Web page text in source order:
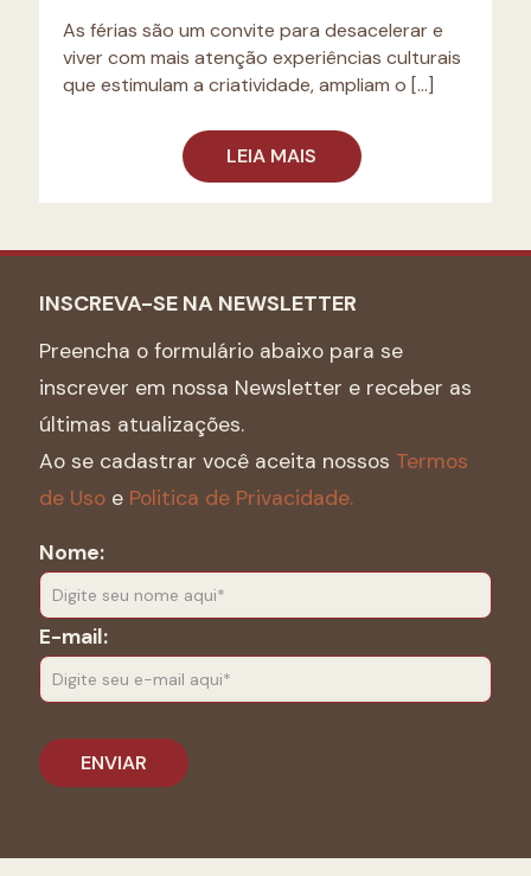
As férias são um convite para desacelerar e
viver com mais atenção experiências culturais
que estimulam a criatividade, ampliam o […]
LEIA MAIS
INSCREVA-SE NA NEWSLETTER
Preencha o formulário abaixo para se
inscrever em nossa Newsletter e receber as
últimas atualizações.
Ao se cadastrar você aceita nossos Termos
de Uso e Politica de Privacidade.
Nome:
E-mail: